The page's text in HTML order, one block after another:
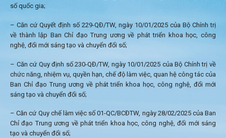
số quốc gia;
– Căn cứ Quyết định số 229-QĐ/TW, ngày 10/01/2025 của Bộ Chính trị
về thành lập Ban Chỉ đạo Trung ương về phát triển khoa học, công
nghệ, đổi mới sáng tạo và chuyển đổi số;
– Căn cứ Quy định số 230-QĐ/TW, ngày 10/01/2025 của Bộ Chính trị về
chức năng, nhiệm vụ, quyền hạn, chế độ làm việc, quan hệ công tác của
Ban Chỉ đạo Trung ương về phát triển khoa học, công nghệ, đổi mới
sáng tạo và chuyển đổi số;
– Căn cứ Quy chế làm việc số 01-QC/BCĐTW, ngày 28/02/2025 của Ban
Chỉ đạo Trung ương về phát triển khoa học, công nghệ, đổi mới sáng
tạo và chuyển đổi số;